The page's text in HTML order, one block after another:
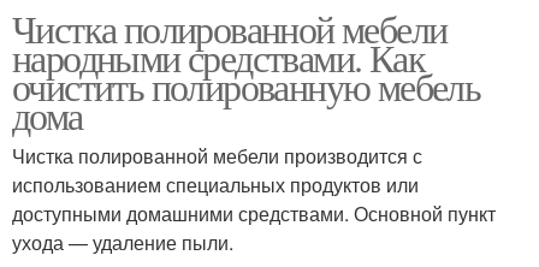
Чистка полированной мебели
народными средствами. Как
очистить полированную мебель
дома
Чистка полированной мебели производится с
использованием специальных продуктов или
доступными домашними средствами. Основной пункт
ухода — удаление пыли.